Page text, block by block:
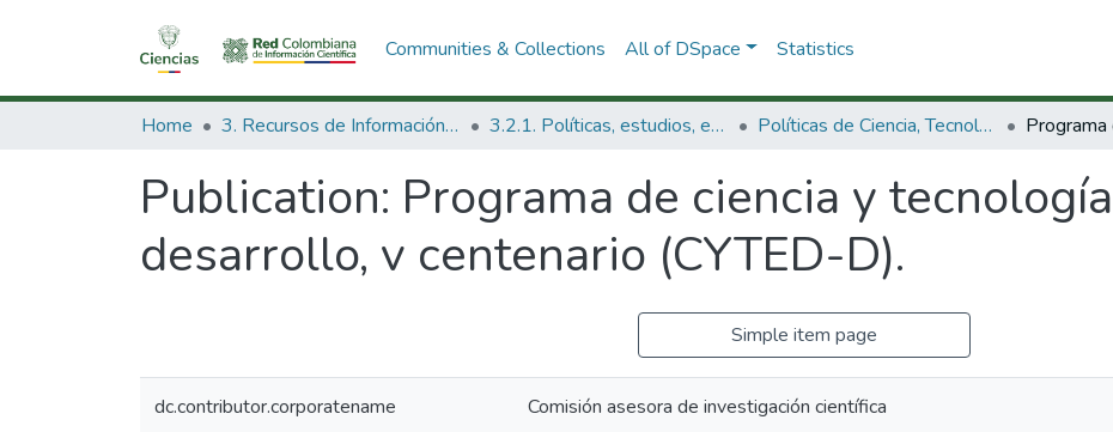
Communities & Collections All of DSpace Statistics
Home 3. Recursos de Información Científica y Tecnológica 3.2.1. Políticas, estudios, evaluaciones e indicadores de CTeI Políticas de Ciencia, Tecnología e Innovación
Publication: Programa de ciencia y
desarrollo, v centenario (CYTED-D).
Simple item page
dc.contributor.corporatename Comisión asesora de investigación científica